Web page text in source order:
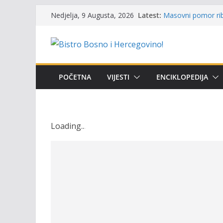
content
Nedjelja, 9 Augusta, 2026 Latest: osvojili prelazni
i amura’
Obavještenje
POČETNA VIJESTI ENCIKLOPEDIJA
Loading...